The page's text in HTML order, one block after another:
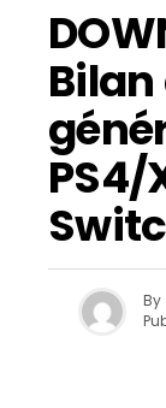
PS4/
By